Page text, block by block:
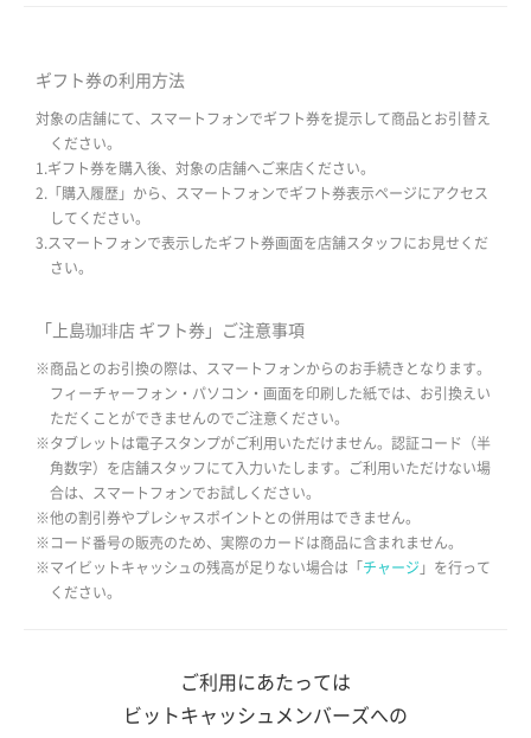
ギフト券の利用方法
対象の店舗にて、スマートフォンでギフト券を提示して商品とお引替え
ください。
1.ギフト券を購入後、対象の店舗へご来店ください。
2.「購入履歴」から、スマートフォンでギフト券表示ページにアクセス
してください。
3.スマートフォンで表示したギフト券画面を店舗スタッフにお見せくだ
さい。
「上島珈琲店 ギフト券」ご注意事項
※商品とのお引換の際は、スマートフォンからのお手続きとなります。
フィーチャーフォン・パソコン・画面を印刷した紙では、お引換えい
ただくことができませんのでご注意ください。
※タブレットは電子スタンプがご利用いただけません。認証コード（半
角数字）を店舗スタッフにて入力いたします。ご利用いただけない場
合は、スマートフォンでお試しください。
※他の割引券やプレシャスポイントとの併用はできません。
※コード番号の販売のため、実際のカードは商品に含まれません。
※マイビットキャッシュの残高が足りない場合は「 チャージ 」を行って
ください。
ご利用にあたっては
ビットキャッシュメンバーズへの